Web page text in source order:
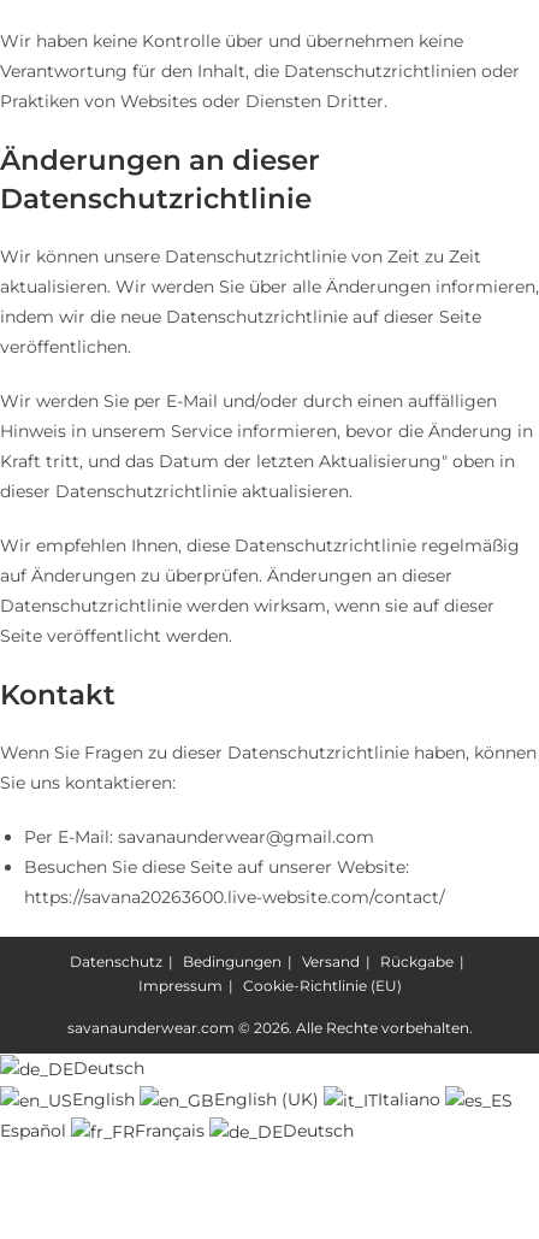
Wir haben keine Kontrolle über und übernehmen keine
Verantwortung für den Inhalt, die Datenschutzrichtlinien oder
Praktiken von Websites oder Diensten Dritter.
Änderungen an dieser
Datenschutzrichtlinie
Wir können unsere Datenschutzrichtlinie von Zeit zu Zeit
aktualisieren. Wir werden Sie über alle Änderungen informieren,
indem wir die neue Datenschutzrichtlinie auf dieser Seite
veröffentlichen.
Wir werden Sie per E-Mail und/oder durch einen auffälligen
Hinweis in unserem Service informieren, bevor die Änderung in
Kraft tritt, und das Datum der letzten Aktualisierung" oben in
dieser Datenschutzrichtlinie aktualisieren.
Wir empfehlen Ihnen, diese Datenschutzrichtlinie regelmäßig
auf Änderungen zu überprüfen. Änderungen an dieser
Datenschutzrichtlinie werden wirksam, wenn sie auf dieser
Seite veröffentlicht werden.
Kontakt
Wenn Sie Fragen zu dieser Datenschutzrichtlinie haben, können
Sie uns kontaktieren:
Per E-Mail: savanaunderwear@gmail.com
Besuchen Sie diese Seite auf unserer Website:
https://savana20263600.live-website.com/contact/
Datenschutz Bedingungen Versand
Rückgabe
Impressum
Cookie-Richtlinie (EU)
savanaunderwear.com © 2026. Alle Rechte vorbehalten.
Deutsch
English
English (UK)
Italiano
Español
Français Deutsch